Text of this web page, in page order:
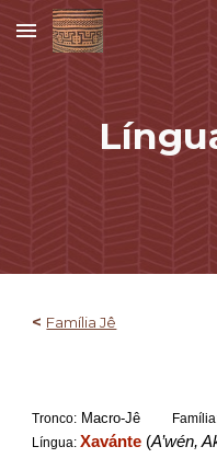
Skip to main content
< Família Jê
Tronco: Macro-Jê
Língua:Xavánte (A’wén,